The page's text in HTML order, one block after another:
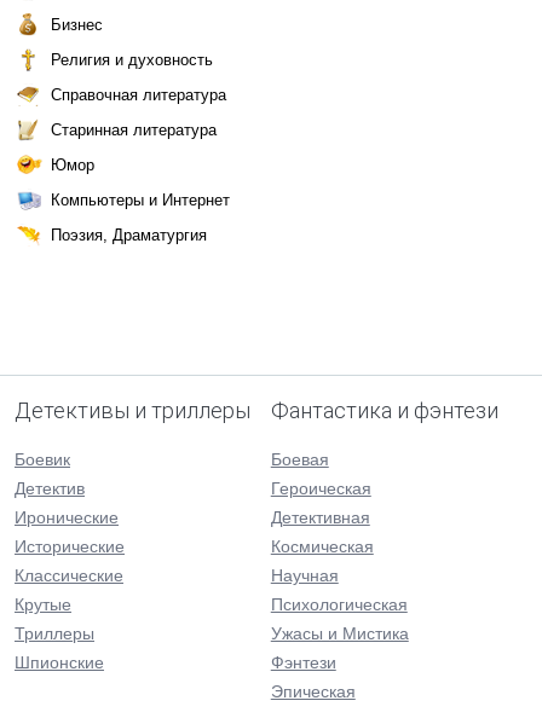
Бизнес
Религия и духовность
Справочная литература
Старинная литература
Юмор
Компьютеры и Интернет
Поэзия, Драматургия
Детективы и триллеры
Боевик
Детектив
Иронические
Исторические
Классические
Крутые
Триллеры
Шпионские
Фантастика и фэнтези
Боевая
Героическая
Детективная
Космическая
Научная
Психологическая
Ужасы и Мистика
Фэнтези
Эпическая